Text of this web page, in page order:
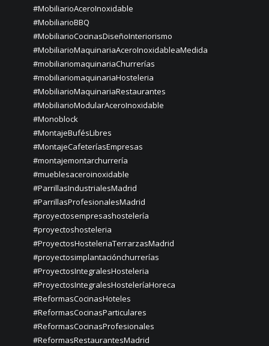
#MobiliarioAceroInoxidable
#MobiliarioBBQ
#MobiliarioCocinasDiseñoInteriorismo
#MobiliarioMaquinariaAceroInoxidableaMedida
#mobiliariomaquinariaChurrerías
#mobiliariomaquinariaHosteleria
#MobiliarioMaquinariaRestaurantes
#MobiliarioModularAceroInoxidable
#Monoblock
#MontajeBufésLibres
#MontajeCafeteríasEmpresas
#montajemontarchurrería
#mueblesaceroinoxidable
#ParrillasIndustrialesMadrid
#ParrillasProfesionalesMadrid
#proyectosempresashostelería
#proyectoshosteleria
#ProyectosHosteleriaTerrarzasMadrid
#proyectosimplantaciónchurrerías
#ProyectosIntegralesHosteleria
#ProyectosIntegralesHosteleríaHoreca
#ReformasCocinasHoteles
#ReformasCocinasParticulares
#ReformasCocinasProfesionales
#ReformasRestaurantesMadrid